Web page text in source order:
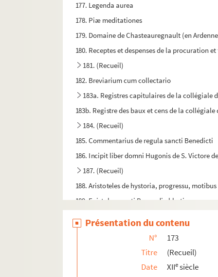
177. Legenda aurea
178. Piæ meditationes
179. Domaine de Chasteauregnault (en
180. Receptes et despenses de la procuration
181. (Recueil)
182. Breviarium cum collectario
183a. Registres capitulaires de la collégiale
183b. Registre des baux et cens de la
184. (Recueil)
185. Commentarius de regula sancti Benedicti
186. Incipit liber domni Hugonis de S. Victore
187. (Recueil)
188. Aristoteles de hystoria, progressu,
189. Epistolæ sancti Bernardi abbatis
191. (Recueil)
Présentation du contenu
N°
173
Titre
(Recueil)
Date
XIIesiècle